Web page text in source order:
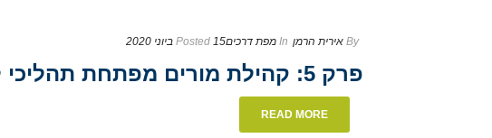
By אירית הרמן In מפת דרכים Posted 15 ביוני 2020
פרק 5: קהילת מורים מפתחת תהליכי למידה ומובילה מרחב
READ MORE